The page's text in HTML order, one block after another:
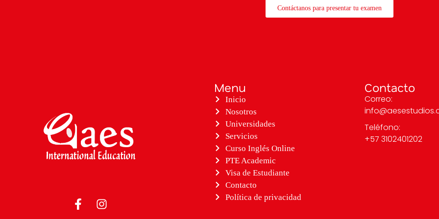
Contáctanos para presentar tu examen
Menu
Inicio
Nosotros
Universidades
Servicios
Curso Inglés Online
PTE Academic
Visa de Estudiante
Contacto
Política de privacidad
Contacto
Correo:
Teléfono:
+57 3102401202